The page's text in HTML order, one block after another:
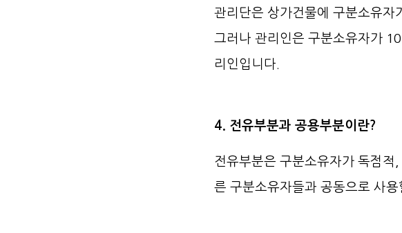
관리단은 상가건물에 구분소유자
그러나 관리인은 구분소유자가
리인입니다.
4. 전유부분과 공용부분이란?
전유부분은 구분소유자가 독점
른 구분소유자들과 공동으로 사